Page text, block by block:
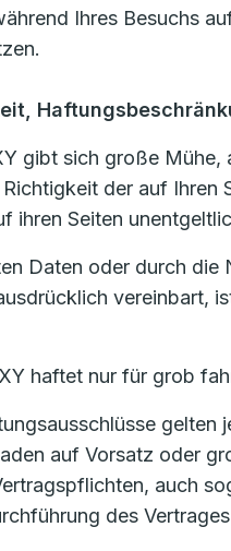
Ihres Besuchs
gibt sich große
der auf Ihren
ihren Seiten
Daten oder durch
vereinbart,
haftet nur für grob
auf Vorsatz oder
auch
des